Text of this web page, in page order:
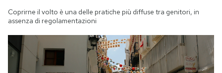
Coprirne il volto è una delle pratiche più diffuse tra genitori, in
assenza di regolamentazioni